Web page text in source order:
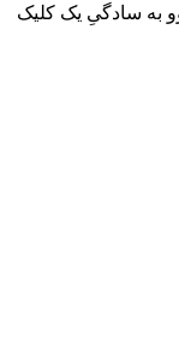
به سادگیِ یک کلیک